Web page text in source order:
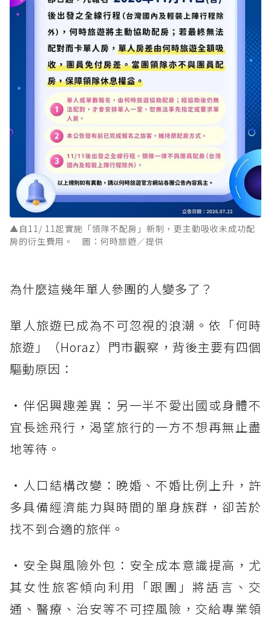
▲自11/ 11起實施「領隊不配房」新制，更主動吸收未成功配
房的衍生費用。 圖：何時旅遊／提供
為什麼這幾年單人參團的人變多了？
單人旅遊已成為不可忽視的浪潮。依「何時
旅遊」（Horaz）門市觀察，背後主要有四個
驅動原因：
・伴侶興趣差異：另一半不愛出國或身體不
宜長途飛行，渴望旅行的一方不想再無止盡
地等待。
・人口結構改變：晚婚、不婚比例上升，許
多具備經濟能力與時間的單身族群，卻苦於
找不到合適的旅伴。
・安全與風險外包：安全成本意識提高，尤
其女性旅客傾向利用「跟團」將語言、交
通、醫療、治安等不可控風險，交給專業領